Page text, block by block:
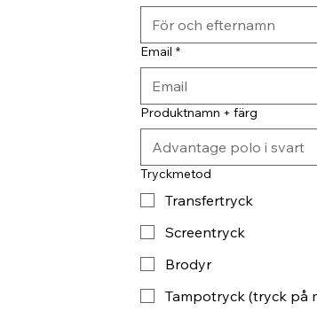
Email *
Produktnamn + färg
Tryckmetod
Transfertryck
Screentryck
Brodyr
Tampotryck (tryck på